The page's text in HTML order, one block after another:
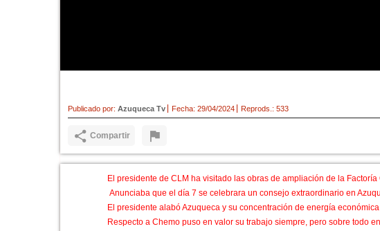
Publicado por: Azuqueca Tv Fecha: 29/04/2024 Reprods.: 533
Compartir
El presidente de CLM ha visitado las obras de ampliación de la
Anunciaba que el día 7 se celebrara un consejo extraordinario en
El presidente alabó Azuqueca y su concentración de energía
Respecto a Chemo puso en valor su trabajo siempre, pero sobre todo